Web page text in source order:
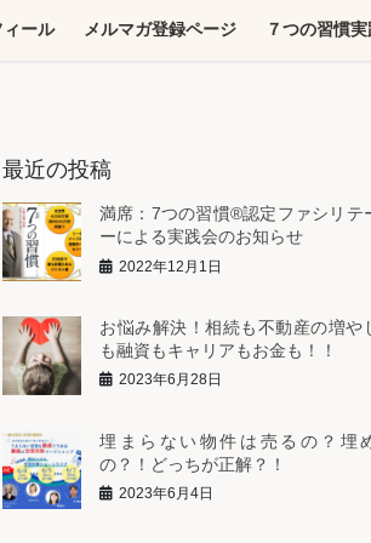
ィール メルマガ登録ページ ７つの習慣
最近の投稿
満席：7つの習慣®︎認定ファシリテ
ーによる実践会のお知らせ
2022年12月1日
お悩み解決！相続も不動産の増や
も融資もキャリアもお金も！！
2023年6月28日
埋まらない物件は売るの？埋
の？！どっちが正解？！
2023年6月4日